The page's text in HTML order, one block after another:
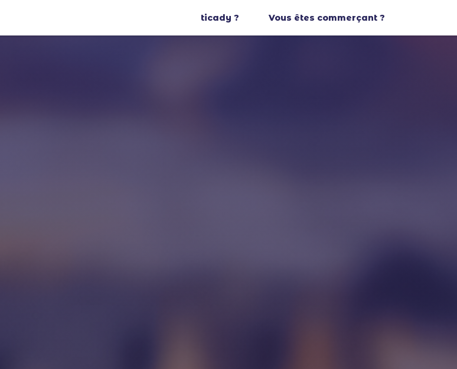
ticady ? Vous êtes commerçant ?